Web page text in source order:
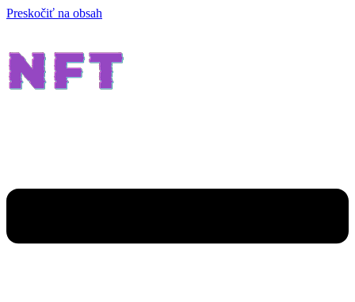
Preskočiť na obsah